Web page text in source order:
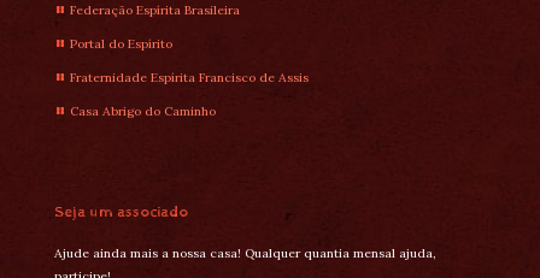
Federação Espírita Brasileira
Portal do Espírito
Fraternidade Espírita Francisco de Assis
Casa Abrigo do Caminho
Seja um associado
Ajude ainda mais a nossa casa! Qualquer quantia mensal ajuda,